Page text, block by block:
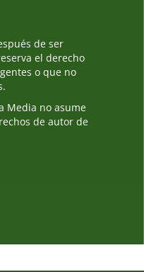
de ser
el derecho
o que no
Media no asume
de autor de